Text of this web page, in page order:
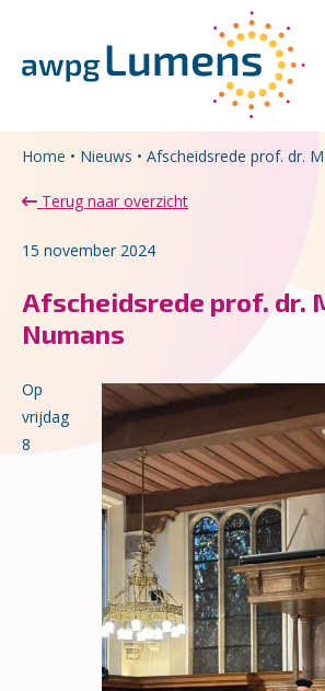
Home • Nieuws • Afscheidsrede prof. dr.
Terug naar overzicht
15 november 2024
Afscheidsrede prof. dr.
Numans
Op
vrijdag
8